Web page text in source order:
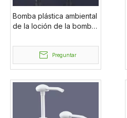
Bomba plástica ambiental
de la loción de la bomba
botella de la primavera
de la limpieza del hogar
Preguntar